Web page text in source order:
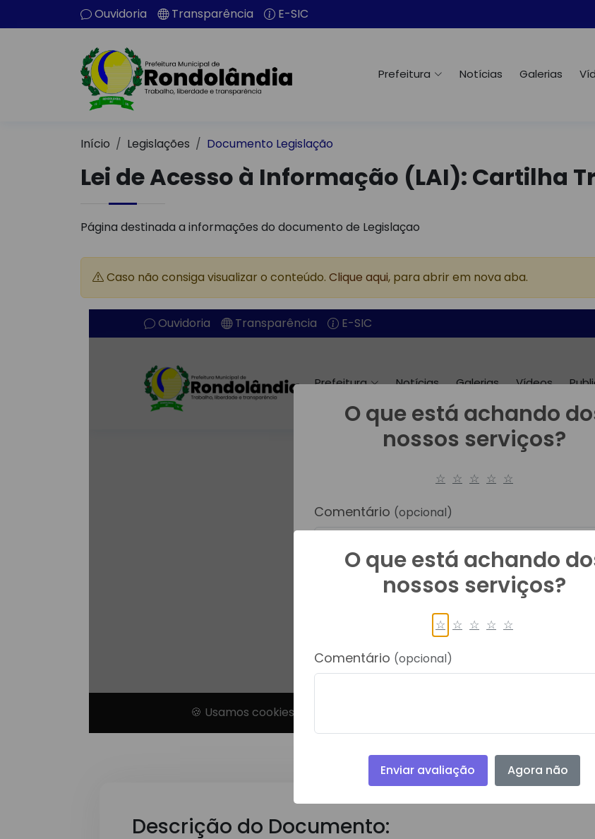
Ouvidoria Transparência E-SIC
Prefeitura Notícias Galerias
Início Legislações Documento Legislação
Lei de Acesso à Informação (LAI): Cartilha
Página destinada a informações do documento de Legislaçao
Caso não consiga visualizar o conteúdo. Clique aqui, para abrir em nova aba.
Descrição do Documento:
O que está achando
nossos serviços?
☆ ☆ ☆ ☆ ☆
Comentário (opcional)
Enviar avaliação Agora não